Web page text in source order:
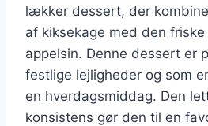
lækker dessert, der
af kiksekage med den
appelsin. Denne dessert er
festlige lejligheder og som
en hverdagsmiddag. Den
konsistens gør den til en